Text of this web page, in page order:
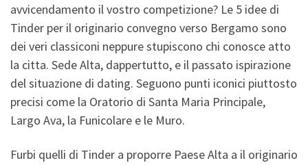
avvicendamento il vostro competizione? Le 5 idee di
Tinder per il originario convegno verso Bergamo sono
dei veri classiconi neppure stupiscono chi conosce atto
la citta. Sede Alta, dappertutto, e il passato ispirazione
del situazione di dating. Seguono punti iconici piuttosto
precisi come la Oratorio di Santa Maria Principale,
Largo Ava, la Funicolare e le Muro.
Furbi quelli di Tinder a proporre Paese Alta a il originario